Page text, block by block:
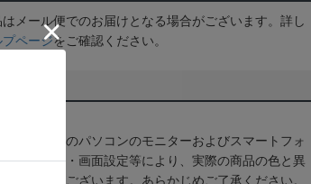
メール便でのお届けとなる場合がございます。詳し
ページをご確認ください。
て
は、お使いのパソコンのモニターおよびスマートフォ
ー・機種・画面設定等により、実際の商品の色と異
る場合がございます。あらかじめご了承ください。